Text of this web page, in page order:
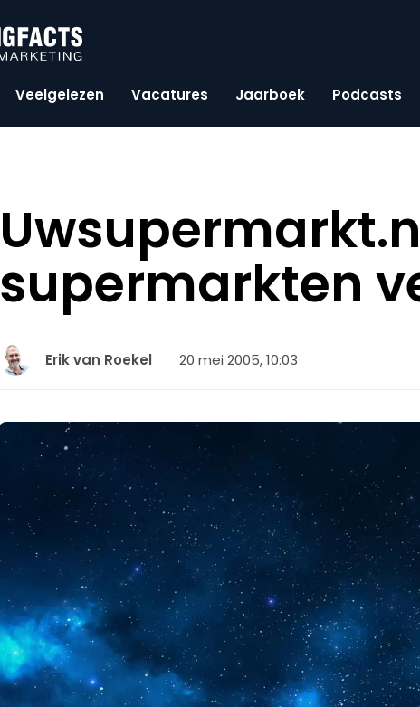
Veelgelezen Vacatures Jaarboek Podcasts
supermarkten
Erik van Roekel 20 mei 2005, 10:03